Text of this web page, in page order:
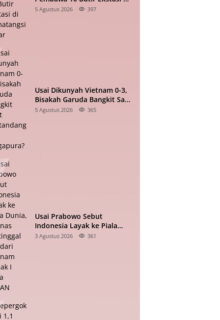
Pematangsiantar
5 Agustus 2026 397
Usai Dikunyah Vietnam 0-3,
Bisakah Garuda Bangkit Saat
Bertandang ke Singapura?
5 Agustus 2026 365
Usai Prabowo Sebut
Indonesia Layak ke Piala
Dunia, Timnas Tertinggal 0-2
3 Agustus 2026 361